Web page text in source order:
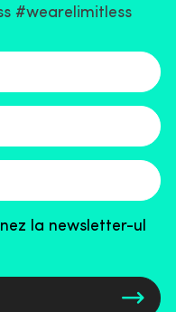
#wearelimitless
la newsletter-ul